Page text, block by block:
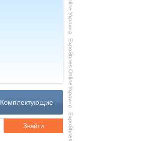
Комплектующие